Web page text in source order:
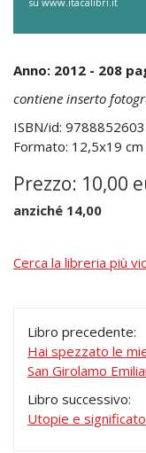
Anno: 2012 - 208
contiene inserto
ISBN/id:
Formato: 12,5x19 cm
Prezzo: 10,00
anziché 14,00
Cerca la libreria più
Libro precedente:
Hai spezzato le
San Girolamo
Libro successivo:
Utopie e significato